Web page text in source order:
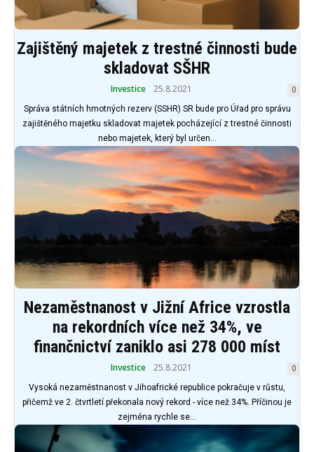
Zajištěný majetek z trestné činnosti bude
skladovat SŠHR
Investice 25.8.2021 0
Správa státních hmotných rezerv (SSHR) SR bude pro Úřad pro správu
zajištěného majetku skladovat majetek pocházející z trestné činnosti
nebo majetek, který byl určen...
Nezaměstnanost v Jižní Africe vzrostla
na rekordních více než 34%, ve
finančnictví zaniklo asi 278 000 míst
Investice 25.8.2021 0
Vysoká nezaměstnanost v Jihoafrické republice pokračuje v růstu,
přičemž ve 2. čtvrtletí překonala nový rekord - více než 34%. Příčinou je
zejména rychle se...